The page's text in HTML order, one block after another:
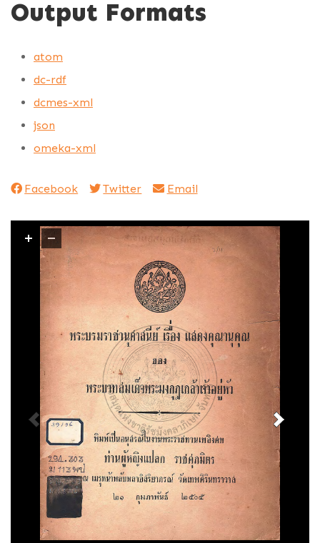
Output Formats
atom
dc-rdf
dcmes-xml
json
omeka-xml
Facebook Twitter Email